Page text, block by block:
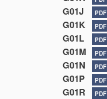
G01J PDF
G01K PDF
G01L PDF
G01M PDF
G01N PDF
G01P PDF
G01R PDF